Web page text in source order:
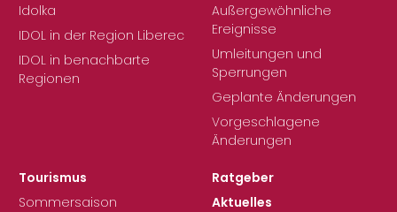
Idolka
IDOL in der Region Liberec
IDOL in benachbarte
Regionen
Außergewöhnliche
Ereignisse
Umleitungen und
Sperrungen
Geplante Änderungen
Vorgeschlagene
Änderungen
Tourismus
Sommersaison
Ratgeber
Aktuelles